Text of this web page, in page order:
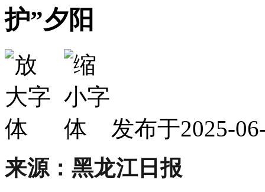
护”夕阳
发布于2025-
来源： 黑龙江日报